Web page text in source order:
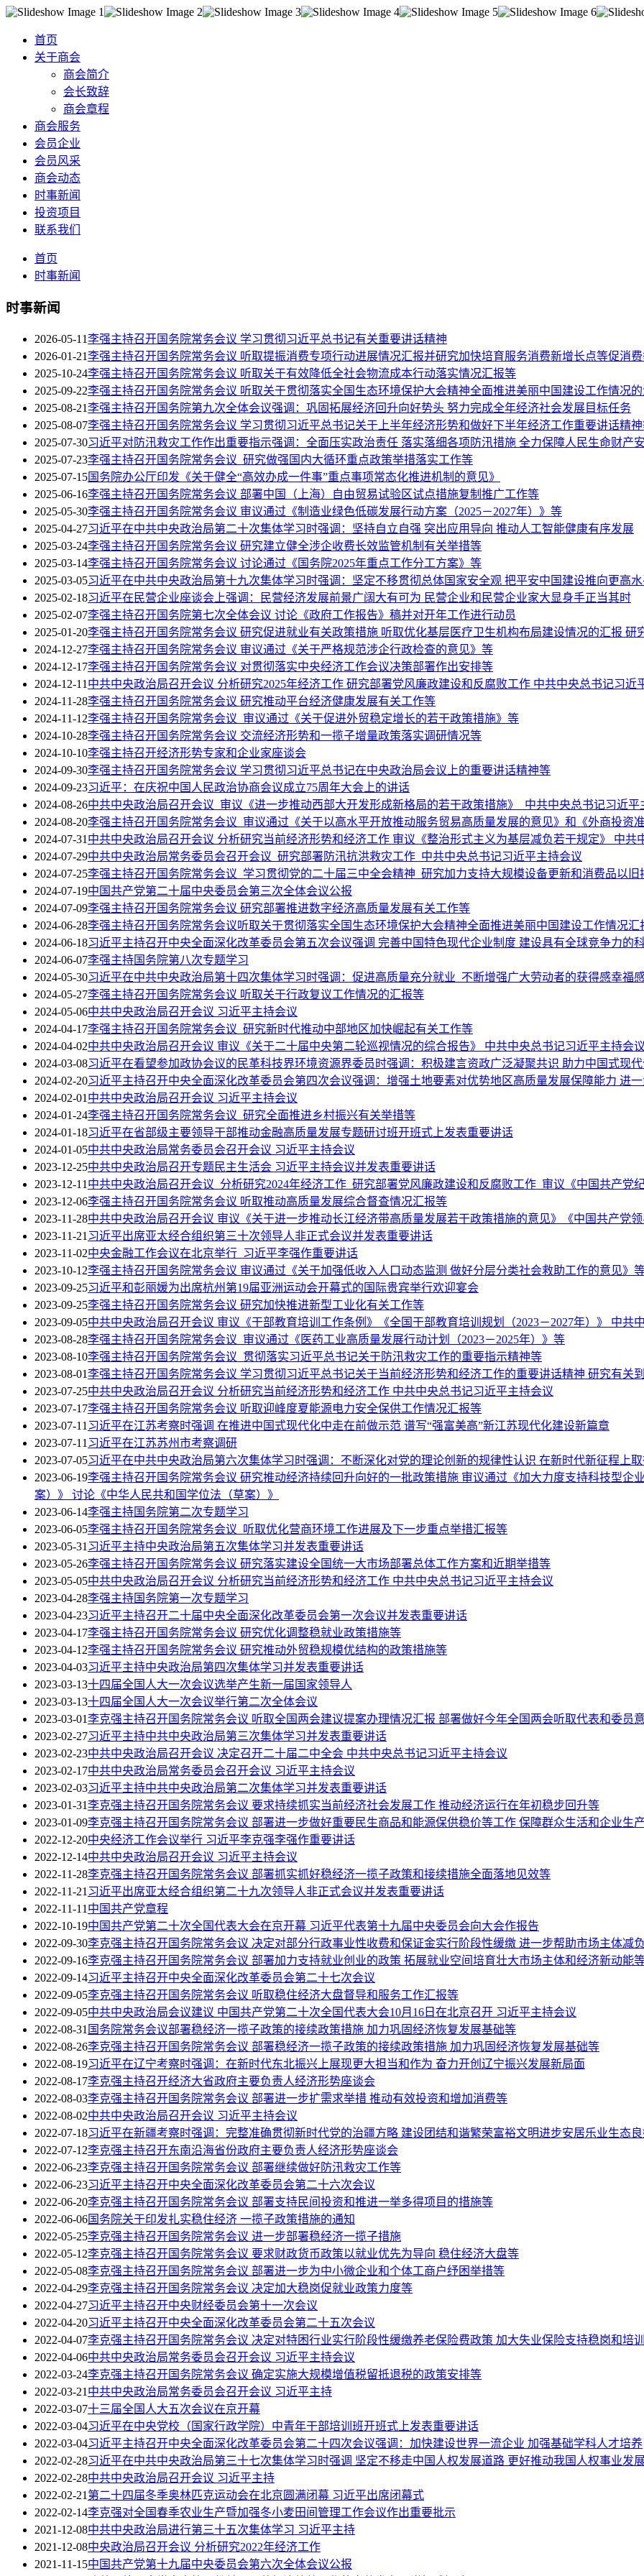
首页
关于商会
商会简介
会长致辞
商会章程
商会服务
会员企业
会员风采
商会动态
时事新闻
投资项目
联系我们
首页
时事新闻
时事新闻
2026-05-11李强主持召开国务院常务会议 学习贯彻习近平总书记有关重要讲话精神
2026-01-21李强主持召开国务院常务会议 听取提振消费专项行动进展情况汇报并研究加快培育服务消费新增长点等促消
2025-10-24李强主持召开国务院常务会议 听取关于有效降低全社会物流成本行动落实情况汇报等
2025-09-22李强主持召开国务院常务会议 听取关于贯彻落实全国生态环境保护大会精神全面推进美丽中国建设工作情况
2025-08-21李强主持召开国务院第九次全体会议强调：巩固拓展经济回升向好势头 努力完成全年经济社会发展目标任务
2025-08-07李强主持召开国务院常务会议 学习贯彻习近平总书记关于上半年经济形势和做好下半年经济工作重要讲话精
2025-07-30习近平对防汛救灾工作作出重要指示强调：全面压实政治责任 落实落细各项防汛措施 全力保障人民生命财产
2025-07-23李强主持召开国务院常务会议 研究做强国内大循环重点政策举措落实工作等
2025-07-15国务院办公厅印发《关于健全“高效办成一件事”重点事项常态化推进机制的意见》
2025-06-16李强主持召开国务院常务会议 部署中国（上海）自由贸易试验区试点措施复制推广工作等
2025-05-30李强主持召开国务院常务会议 审议通过《制造业绿色低碳发展行动方案（2025－2027年）》等
2025-04-27习近平在中共中央政治局第二十次集体学习时强调：坚持自立自强 突出应用导向 推动人工智能健康有序发展
2025-03-24李强主持召开国务院常务会议 研究建立健全涉企收费长效监管机制有关举措等
2025-03-14李强主持召开国务院常务会议 讨论通过《国务院2025年重点工作分工方案》等
2025-03-05习近平在中共中央政治局第十九次集体学习时强调：坚定不移贯彻总体国家安全观 把平安中国建设推向更高
2025-02-18习近平在民营企业座谈会上强调：民营经济发展前景广阔大有可为 民营企业和民营企业家大显身手正当其时
2025-02-07李强主持召开国务院第七次全体会议 讨论《政府工作报告》稿并对开年工作进行动员
2025-01-20李强主持召开国务院常务会议 研究促进就业有关政策措施 听取优化基层医疗卫生机构布局建设情况的汇报 研
2024-12-27李强主持召开国务院常务会议 审议通过《关于严格规范涉企行政检查的意见》等
2024-12-17李强主持召开国务院常务会议 对贯彻落实中央经济工作会议决策部署作出安排等
2024-12-11中共中央政治局召开会议 分析研究2025年经济工作 研究部署党风廉政建设和反腐败工作 中共中央总书记习近
2024-11-28李强主持召开国务院常务会议 研究推动平台经济健康发展有关工作等
2024-11-12李强主持召开国务院常务会议 审议通过《关于促进外贸稳定增长的若干政策措施》等
2024-10-28李强主持召开国务院常务会议 交流经济形势和一揽子增量政策落实调研情况等
2024-10-10李强主持召开经济形势专家和企业家座谈会
2024-09-30李强主持召开国务院常务会议 学习贯彻习近平总书记在中央政治局会议上的重要讲话精神等
2024-09-23习近平：在庆祝中国人民政治协商会议成立75周年大会上的讲话
2024-08-26中共中央政治局召开会议 审议《进一步推动西部大开发形成新格局的若干政策措施》 中共中央总书记习近平
2024-08-20李强主持召开国务院常务会议 审议通过《关于以高水平开放推动服务贸易高质量发展的意见》和《外商投资
2024-07-31中共中央政治局召开会议 分析研究当前经济形势和经济工作 审议《整治形式主义为基层减负若干规定》 中共
2024-07-29中共中央政治局常务委员会召开会议 研究部署防汛抗洪救灾工作 中共中央总书记习近平主持会议
2024-07-25李强主持召开国务院常务会议 学习贯彻党的二十届三中全会精神 研究加力支持大规模设备更新和消费品以
2024-07-19中国共产党第二十届中央委员会第三次全体会议公报
2024-07-09李强主持召开国务院常务会议 研究部署推进数字经济高质量发展有关工作等
2024-06-28李强主持召开国务院常务会议听取关于贯彻落实全国生态环境保护大会精神全面推进美丽中国建设工作情况汇
2024-06-18习近平主持召开中央全面深化改革委员会第五次会议强调 完善中国特色现代企业制度 建设具有全球竞争力的
2024-06-07李强主持国务院第八次专题学习
2024-05-30习近平在中共中央政治局第十四次集体学习时强调：促进高质量充分就业 不断增强广大劳动者的获得感幸福
2024-05-27李强主持召开国务院常务会议 听取关于行政复议工作情况的汇报等
2024-05-06中共中央政治局召开会议 习近平主持会议
2024-04-17李强主持召开国务院常务会议 研究新时代推动中部地区加快崛起有关工作等
2024-04-02中共中央政治局召开会议 审议《关于二十届中央第二轮巡视情况的综合报告》 中共中央总书记习近平主持会议
2024-03-08习近平在看望参加政协会议的民革科技界环境资源界委员时强调：积极建言资政广泛凝聚共识 助力中国式现
2024-02-20习近平主持召开中央全面深化改革委员会第四次会议强调：增强土地要素对优势地区高质量发展保障能力 进
2024-02-01中共中央政治局召开会议 习近平主持会议
2024-01-24李强主持召开国务院常务会议 研究全面推进乡村振兴有关举措等
2024-01-18习近平在省部级主要领导干部推动金融高质量发展专题研讨班开班式上发表重要讲话
2024-01-05中共中央政治局常务委员会召开会议 习近平主持会议
2023-12-25中共中央政治局召开专题民主生活会 习近平主持会议并发表重要讲话
2023-12-11中共中央政治局召开会议 分析研究2024年经济工作 研究部署党风廉政建设和反腐败工作 审议《中国共产党
2023-12-06李强主持召开国务院常务会议 听取推动高质量发展综合督查情况汇报等
2023-11-28中共中央政治局召开会议 审议《关于进一步推动长江经济带高质量发展若干政策措施的意见》《中国共产党
2023-11-21习近平出席亚太经合组织第三十次领导人非正式会议并发表重要讲话
2023-11-02中央金融工作会议在北京举行 习近平李强作重要讲话
2023-10-12李强主持召开国务院常务会议 审议通过《关于加强低收入人口动态监测 做好分层分类社会救助工作的意见》
2023-09-25习近平和彭丽媛为出席杭州第19届亚洲运动会开幕式的国际贵宾举行欢迎宴会
2023-09-25李强主持召开国务院常务会议 研究加快推进新型工业化有关工作等
2023-09-05中共中央政治局召开会议 审议《干部教育培训工作条例》《全国干部教育培训规划（2023－2027年）》 中共
2023-08-28李强主持召开国务院常务会议 审议通过《医药工业高质量发展行动计划（2023－2025年）》等
2023-08-10李强主持召开国务院常务会议 贯彻落实习近平总书记关于防汛救灾工作的重要指示精神等
2023-08-01李强主持召开国务院常务会议 学习贯彻习近平总书记关于当前经济形势和经济工作的重要讲话精神 研究有关
2023-07-25中共中央政治局召开会议 分析研究当前经济形势和经济工作 中共中央总书记习近平主持会议
2023-07-17李强主持召开国务院常务会议 听取迎峰度夏能源电力安全保供工作情况汇报等
2023-07-11习近平在江苏考察时强调 在推进中国式现代化中走在前做示范 谱写“强富美高”新江苏现代化建设新篇章
2023-07-11习近平在江苏苏州市考察调研
2023-07-05习近平在中共中央政治局第六次集体学习时强调：不断深化对党的理论创新的规律性认识 在新时代新征程上
2023-06-19李强主持召开国务院常务会议 研究推动经济持续回升向好的一批政策措施 审议通过《加大力度支持科技型企
案）》 讨论《中华人民共和国学位法（草案）》
2023-06-14李强主持国务院第二次专题学习
2023-06-05李强主持召开国务院常务会议 听取优化营商环境工作进展及下一步重点举措汇报等
2023-05-31习近平主持中央政治局第五次集体学习并发表重要讲话
2023-05-26李强主持召开国务院常务会议 研究落实建设全国统一大市场部署总体工作方案和近期举措等
2023-05-05中共中央政治局召开会议 分析研究当前经济形势和经济工作 中共中央总书记习近平主持会议
2023-04-28李强主持国务院第一次专题学习
2023-04-23习近平主持召开二十届中央全面深化改革委员会第一次会议并发表重要讲话
2023-04-17李强主持召开国务院常务会议 研究优化调整稳就业政策措施等
2023-04-12李强主持召开国务院常务会议 研究推动外贸稳规模优结构的政策措施等
2023-04-03习近平主持中央政治局第四次集体学习并发表重要讲话
2023-03-13十四届全国人大一次会议选举产生新一届国家领导人
2023-03-13十四届全国人大一次会议举行第二次全体会议
2023-03-01李克强主持召开国务院常务会议 听取全国两会建议提案办理情况汇报 部署做好今年全国两会听取代表和委员
2023-02-27习近平主持中共中央政治局第三次集体学习并发表重要讲话
2023-02-23中共中央政治局召开会议 决定召开二十届二中全会 中共中央总书记习近平主持会议
2023-02-17中共中央政治局常务委员会召开会议 习近平主持会议
2023-02-03习近平主持中共中央政治局第二次集体学习并发表重要讲话
2023-01-31李克强主持召开国务院常务会议 要求持续抓实当前经济社会发展工作 推动经济运行在年初稳步回升等
2023-01-09李克强主持召开国务院常务会议 部署进一步做好重要民生商品和能源保供稳价等工作 保障群众生活和企业生
2022-12-20中央经济工作会议举行 习近平李克强李强作重要讲话
2022-12-14中共中央政治局召开会议 习近平主持会议
2022-11-28李克强主持召开国务院常务会议 部署抓实抓好稳经济一揽子政策和接续措施全面落地见效等
2022-11-21习近平出席亚太经合组织第二十九次领导人非正式会议并发表重要讲话
2022-11-11中国共产党章程
2022-10-19中国共产党第二十次全国代表大会在京开幕 习近平代表第十九届中央委员会向大会作报告
2022-09-30李克强主持召开国务院常务会议 决定对部分行政事业性收费和保证金实行阶段性缓缴 进一步帮助市场主体减
2022-09-16李克强主持召开国务院常务会议 部署加力支持就业创业的政策 拓展就业空间培育壮大市场主体和经济新动能
2022-09-14习近平主持召开中央全面深化改革委员会第二十七次会议
2022-09-05李克强主持召开国务院常务会议 听取稳住经济大盘督导和服务工作汇报等
2022-09-05中共中央政治局会议建议 中国共产党第二十次全国代表大会10月16日在北京召开 习近平主持会议
2022-08-31 国务院常务会议部署稳经济一揽子政策的接续政策措施 加力巩固经济恢复发展基础等
2022-08-26李克强主持召开国务院常务会议 部署稳经济一揽子政策的接续政策措施 加力巩固经济恢复发展基础等
2022-08-19习近平在辽宁考察时强调：在新时代东北振兴上展现更大担当和作为 奋力开创辽宁振兴发展新局面
2022-08-17李克强主持召开经济大省政府主要负责人经济形势座谈会
2022-08-03李克强主持召开国务院常务会议 部署进一步扩需求举措 推动有效投资和增加消费等
2022-08-02中共中央政治局召开会议 习近平主持会议
2022-07-18习近平在新疆考察时强调：完整准确贯彻新时代党的治疆方略 建设团结和谐繁荣富裕文明进步安居乐业生态
2022-07-12李克强主持召开东南沿海省份政府主要负责人经济形势座谈会
2022-06-23李克强主持召开国务院常务会议 部署继续做好防汛救灾工作等
2022-06-23习近平主持召开中央全面深化改革委员会第二十六次会议
2022-06-20李克强主持召开国务院常务会议 部署支持民间投资和推进一举多得项目的措施等
2022-06-06国务院关于印发扎实稳住经济 一揽子政策措施的通知
2022-05-25李克强主持召开国务院常务会议 进一步部署稳经济一揽子措施
2022-05-12李克强主持召开国务院常务会议 要求财政货币政策以就业优先为导向 稳住经济大盘等
2022-05-08李克强主持召开国务院常务会议 部署进一步为中小微企业和个体工商户纾困举措等
2022-04-29李克强主持召开国务院常务会议 决定加大稳岗促就业政策力度等
2022-04-27习近平主持召开中央财经委员会第十一次会议
2022-04-20习近平主持召开中央全面深化改革委员会第二十五次会议
2022-04-07李克强主持召开国务院常务会议 决定对特困行业实行阶段性缓缴养老保险费政策 加大失业保险支持稳岗和培
2022-04-06中共中央政治局常务委员会召开会议 习近平主持会议
2022-03-24李克强主持召开国务院常务会议 确定实施大规模增值税留抵退税的政策安排等
2022-03-21中共中央政治局常务委员会召开会议 习近平主持
2022-03-07十三届全国人大五次会议在京开幕
2022-03-04习近平在中央党校（国家行政学院）中青年干部培训班开班式上发表重要讲话
2022-03-04习近平主持召开中央全面深化改革委员会第二十四次会议强调：加快建设世界一流企业 加强基础学科人才培养
2022-02-28习近平在中共中央政治局第三十七次集体学习时强调 坚定不移走中国人权发展道路 更好推动我国人权事业发
2022-02-28中共中央政治局召开会议 习近平主持
2022-02-21第二十四届冬季奥林匹克运动会在北京圆满闭幕 习近平出席闭幕式
2022-02-14李克强对全国春季农业生产暨加强冬小麦田间管理工作会议作出重要批示
2021-12-08中共中央政治局进行第三十五次集体学习 习近平主持
2021-12-08中央政治局召开会议 分析研究2022年经济工作
2021-11-15中国共产党第十九届中央委员会第六次全体会议公报